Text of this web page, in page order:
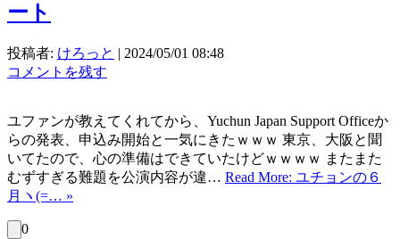
ート
投稿者: けろっと | 2024/05/01 08:48
コメントを残す
ユファンが教えてくれてから、Yuchun Japan Support Officeか
らの発表、申込み開始と一気にきたｗｗｗ 東京、大阪と聞
いてたので、心の準備はできていたけどｗｗｗｗ またまた
むずすぎる難題を公演内容が違… Read More: ユチョンの６
月ヽ(=… »
0